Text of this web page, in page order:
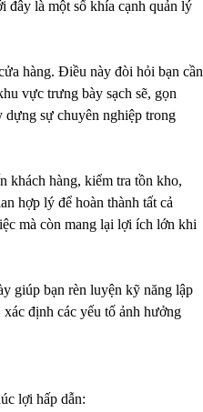
đây là một số khía cạnh quản lý
hàng. Điều này đòi hỏi bạn cần
vực trưng bày sạch sẽ, gọn
dựng sự chuyên nghiệp trong
khách hàng, kiểm tra tồn kho,
hợp lý để hoàn thành tất cả
mà còn mang lại lợi ích lớn khi
giúp bạn rèn luyện kỹ năng lập
định các yếu tố ảnh hưởng
lợi hấp dẫn: